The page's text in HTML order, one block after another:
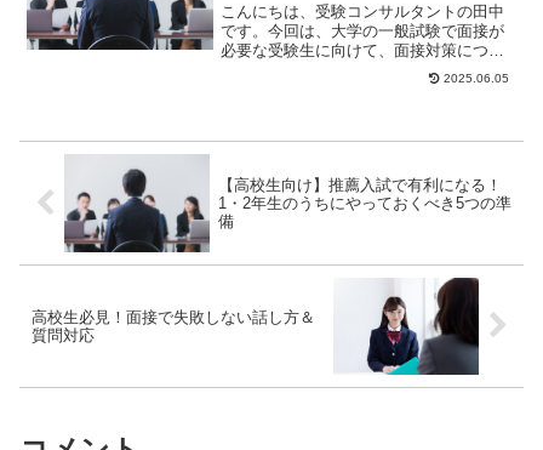
こんにちは、受験コンサルタントの田中
です。今回は、大学の一般試験で面接が
必要な受験生に向けて、面接対策につい
て解説していきます。「まだ、勉強だけ
2025.06.05
【高校生向け】推薦入試で有利になる！
1・2年生のうちにやっておくべき5つの準
備
高校生必見！面接で失敗しない話し方＆
質問対応